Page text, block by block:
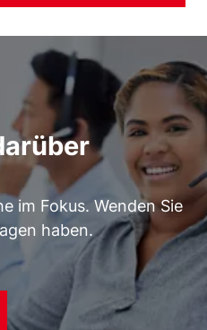
im Fokus. Wenden Sie
haben.